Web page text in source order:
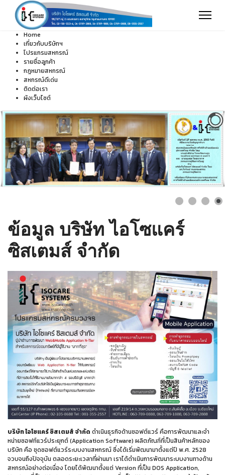
Home
เกี่ยวกับบริษัทฯ
โปรแกรมสหกรณ์
รายชื่อลูกค้า
กฎหมายสหกรณ์
สหกรณ์ดีเด่น
ติดต่อเรา
ผังเว็บไซต์
ข้อมูล บริษัท ไอโซแคร์
ซิสเตมส์ จำกัด
บริษัท ไอโซแคร์ ซิสเตมส์ จำกัด ดำเนินธุรกิจด้านซอฟต์แวร์ คือการพัฒนาและจำ
หน่ายซอฟท์แวร์ประยุกต์ (Application Software) ผลิตภัณฑ์ที่เป็นสินค้าหลักของ
บริษัท คือ ชุดซอฟต์แวร์ระบบงานสหกรณ์ ซึ่งได้เริ่มพัฒนามาตั้งแต่ปี พ.ศ. 2528
จวบจนถึงปัจจุบัน ตลอดระยะเวลาที่ผ่านมา เราได้ดำเนินการพัฒนาระบบงานทางด้าน
สหกรณ์อย่างต่อเนื่อง โดยได้พัฒนาตั้งแต่ Version ที่เป็น DOS Application,